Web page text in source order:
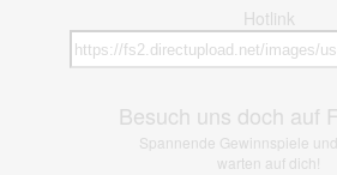
Hotlink
Besuch uns doch auf
Spannende Gewinnspiele
warten auf dich!